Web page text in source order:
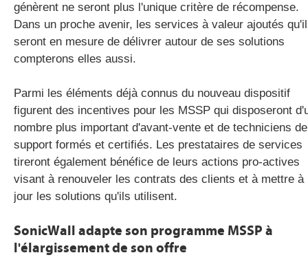
génèrent ne seront plus l'unique critère de récompense.
Dans un proche avenir, les services à valeur ajoutés
seront en mesure de délivrer autour de ses solutions
compterons elles aussi.
Parmi les éléments déjà connus du nouveau dispositif
figurent des incentives pour les MSSP qui disposeront
nombre plus important d'avant-vente et de techniciens de
support formés et certifiés. Les prestataires de services
tireront également bénéfice de leurs actions pro-actives
visant à renouveler les contrats des clients et à mettre à
jour les solutions qu'ils utilisent.
SonicWall adapte son programme MSSP à
l'élargissement de son offre